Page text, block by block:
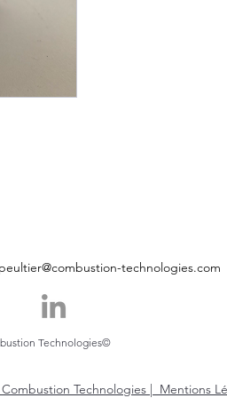
technologies.com
Technologies©
Technologies | Mentions